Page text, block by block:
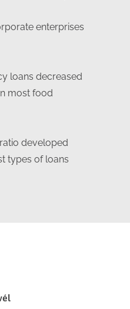
enterprises
loans decreased
most food
developed
types of loans